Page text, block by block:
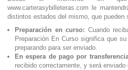
www.carterasybilleteras.com le
distintos estados del mismo, que pueden
Preparación en curso: Cuando
Preparación En Curso significa que
preparando para ser enviado.
En espera de pago por
recibido correctamente, y será